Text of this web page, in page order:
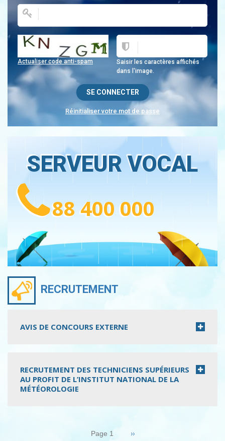
Saisir les caractères affichés
dans l'image.
Actualiser code anti-spam
Réinitialiser votre mot de passe
SERVEUR VOCAL
88 400 000
RECRUTEMENT
AVIS DE CONCOURS EXTERNE
RECRUTEMENT DES TECHNICIENS SUPÉRIEURS
AU PROFIT DE L’INSTITUT NATIONAL DE LA
MÉTÉOROLOGIE
Page 1 Page
››